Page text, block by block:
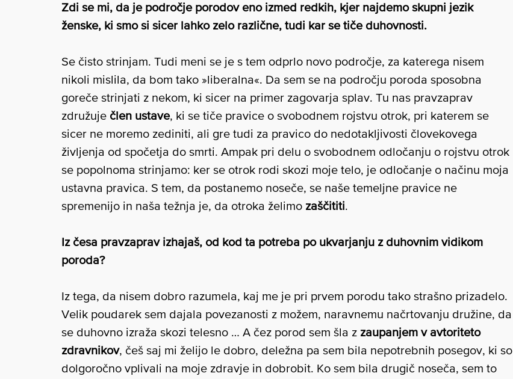
Zdi se mi, da je področje porodov eno izmed redkih, kjer najdemo skupni jezik
ženske, ki smo si sicer lahko zelo različne, tudi kar se tiče duhovnosti.
Se čisto strinjam. Tudi meni se je s tem odprlo novo področje, za katerega nisem
nikoli mislila, da bom tako »liberalna«. Da sem se na področju poroda sposobna
goreče strinjati z nekom, ki sicer na primer zagovarja splav. Tu nas pravzaprav
združuje člen ustave, ki se tiče pravice o svobodnem rojstvu otrok, pri katerem se
sicer ne moremo zediniti, ali gre tudi za pravico do nedotakljivosti človekovega
življenja od spočetja do smrti. Ampak pri delu o svobodnem odločanju o rojstvu otrok
se popolnoma strinjamo: ker se otrok rodi skozi moje telo, je odločanje o načinu moja
ustavna pravica. S tem, da postanemo noseče, se naše temeljne pravice ne
spremenijo in naša težnja je, da otroka želimo zaščititi.
Iz česa pravzaprav izhajaš, od kod ta potreba po ukvarjanju z duhovnim vidikom
poroda?
Iz tega, da nisem dobro razumela, kaj me je pri prvem porodu tako strašno prizadelo.
Velik poudarek sem dajala povezanosti z možem, naravnemu načrtovanju družine, da
se duhovno izraža skozi telesno … A čez porod sem šla z zaupanjem v avtoriteto
zdravnikov, češ saj mi želijo le dobro, deležna pa sem bila nepotrebnih posegov, ki so
dolgoročno vplivali na moje zdravje in dobrobit. Ko sem bila drugič noseča, sem to